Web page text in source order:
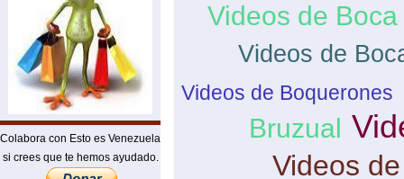
Colabora con Esto es Venezuela
si crees que te hemos ayudado.
Videos de
Videos de
Videos de Boquerones
Bruzual
Videos